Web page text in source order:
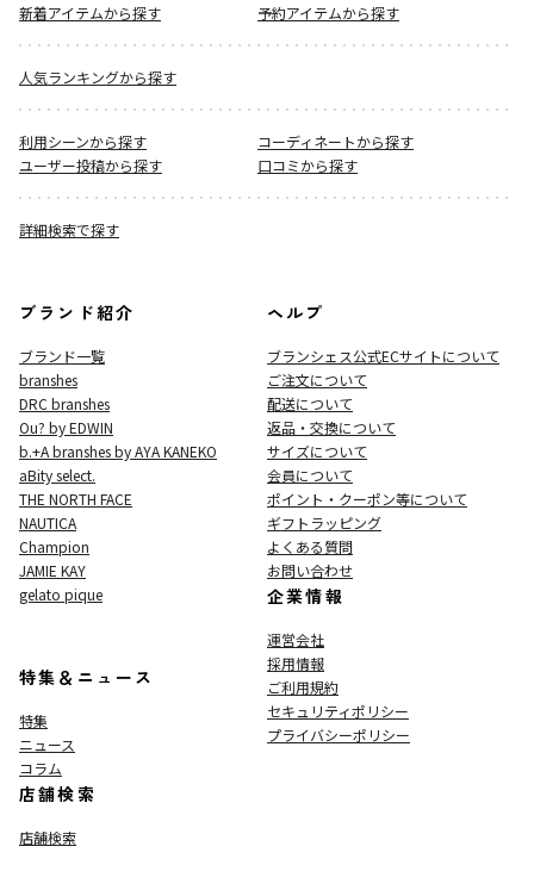
新着アイテムから探す
予約アイテムから探す
人気ランキングから探す
利用シーンから探す
コーディネートから探す
ユーザー投稿から探す
口コミから探す
詳細検索で探す
ブランド紹介
ブランド一覧
branshes
DRC branshes
Ou? by EDWIN
b.+A branshes by AYA KANEKO
aBity select.
THE NORTH FACE
NAUTICA
Champion
JAMIE KAY
gelato pique
特集＆ニュース
特集
ニュース
コラム
店舗検索
店舗検索
ヘルプ
ブランシェス公式ECサイトについて
ご注文について
配送について
返品・交換について
サイズについて
会員について
ポイント・クーポン等について
ギフトラッピング
よくある質問
お問い合わせ
企業情報
運営会社
採用情報
ご利用規約
セキュリティポリシー
プライバシーポリシー